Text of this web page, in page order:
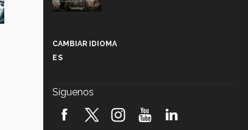
robótica FIRST 2026! (video)
CAMBIAR IDIOMA
ES
Síguenos